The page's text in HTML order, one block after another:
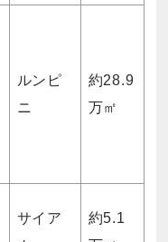
ルンピ
ニ
約28.9
万㎡
サイア
約5.1